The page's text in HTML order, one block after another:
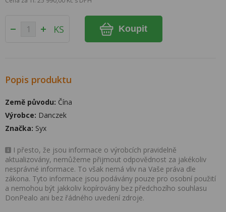
KS Koupit
Popis produktu
Země původu: Čína
Výrobce: Danczek
Značka: Syx
I přesto, že jsou informace o výrobcích pravidelně
aktualizovány, nemůžeme přijmout odpovědnost za jakékoliv
nesprávné informace. To však nemá vliv na Vaše práva dle
zákona. Tyto informace jsou podávány pouze pro osobní použití
a nemohou být jakkoliv kopírovány bez předchozího souhlasu
DonPealo ani bez řádného uvedení zdroje.